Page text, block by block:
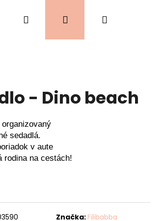
VIANOCE Kontakty
Hľadať PrihlásenieNákupný
- Dino beach
sedadlá.
v aute
rodina na cestách!
Značka: Filibabba